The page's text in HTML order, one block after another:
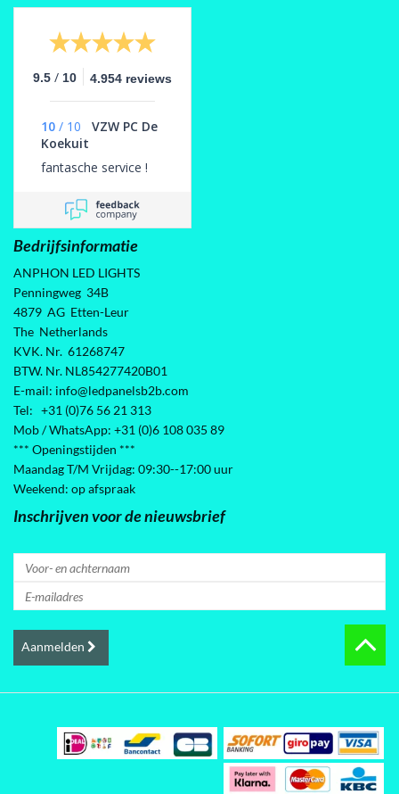
9.5 / 10 4.954 reviews
10 / 10
VZW PC De
Koekuit
fantasche service !
Bedrijfsinformatie
ANPHON LED LIGHTS
Penningweg 34B
4879 AG Etten-Leur
The Netherlands
KVK. Nr. 61268747
BTW. Nr. NL854277420B01
E-mail: info@ledpanelsb2b.com
Tel: +31 (0)76 56 21 313
Mob / WhatsApp: +31 (0)6 108 035 89
*** Openingstijden ***
Maandag T/M Vrijdag: 09:30--17:00 uur
Weekend: op afspraak
Inschrijven voor de nieuwsbrief
Aanmelden